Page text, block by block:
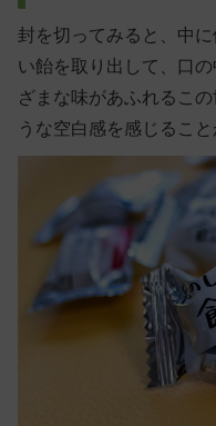
封を切ってみると、中
い飴を取り出して、口
ざまな味があふれるこ
うな空白感を感じること